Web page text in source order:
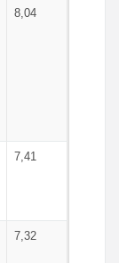
8,04
7,41
7,32